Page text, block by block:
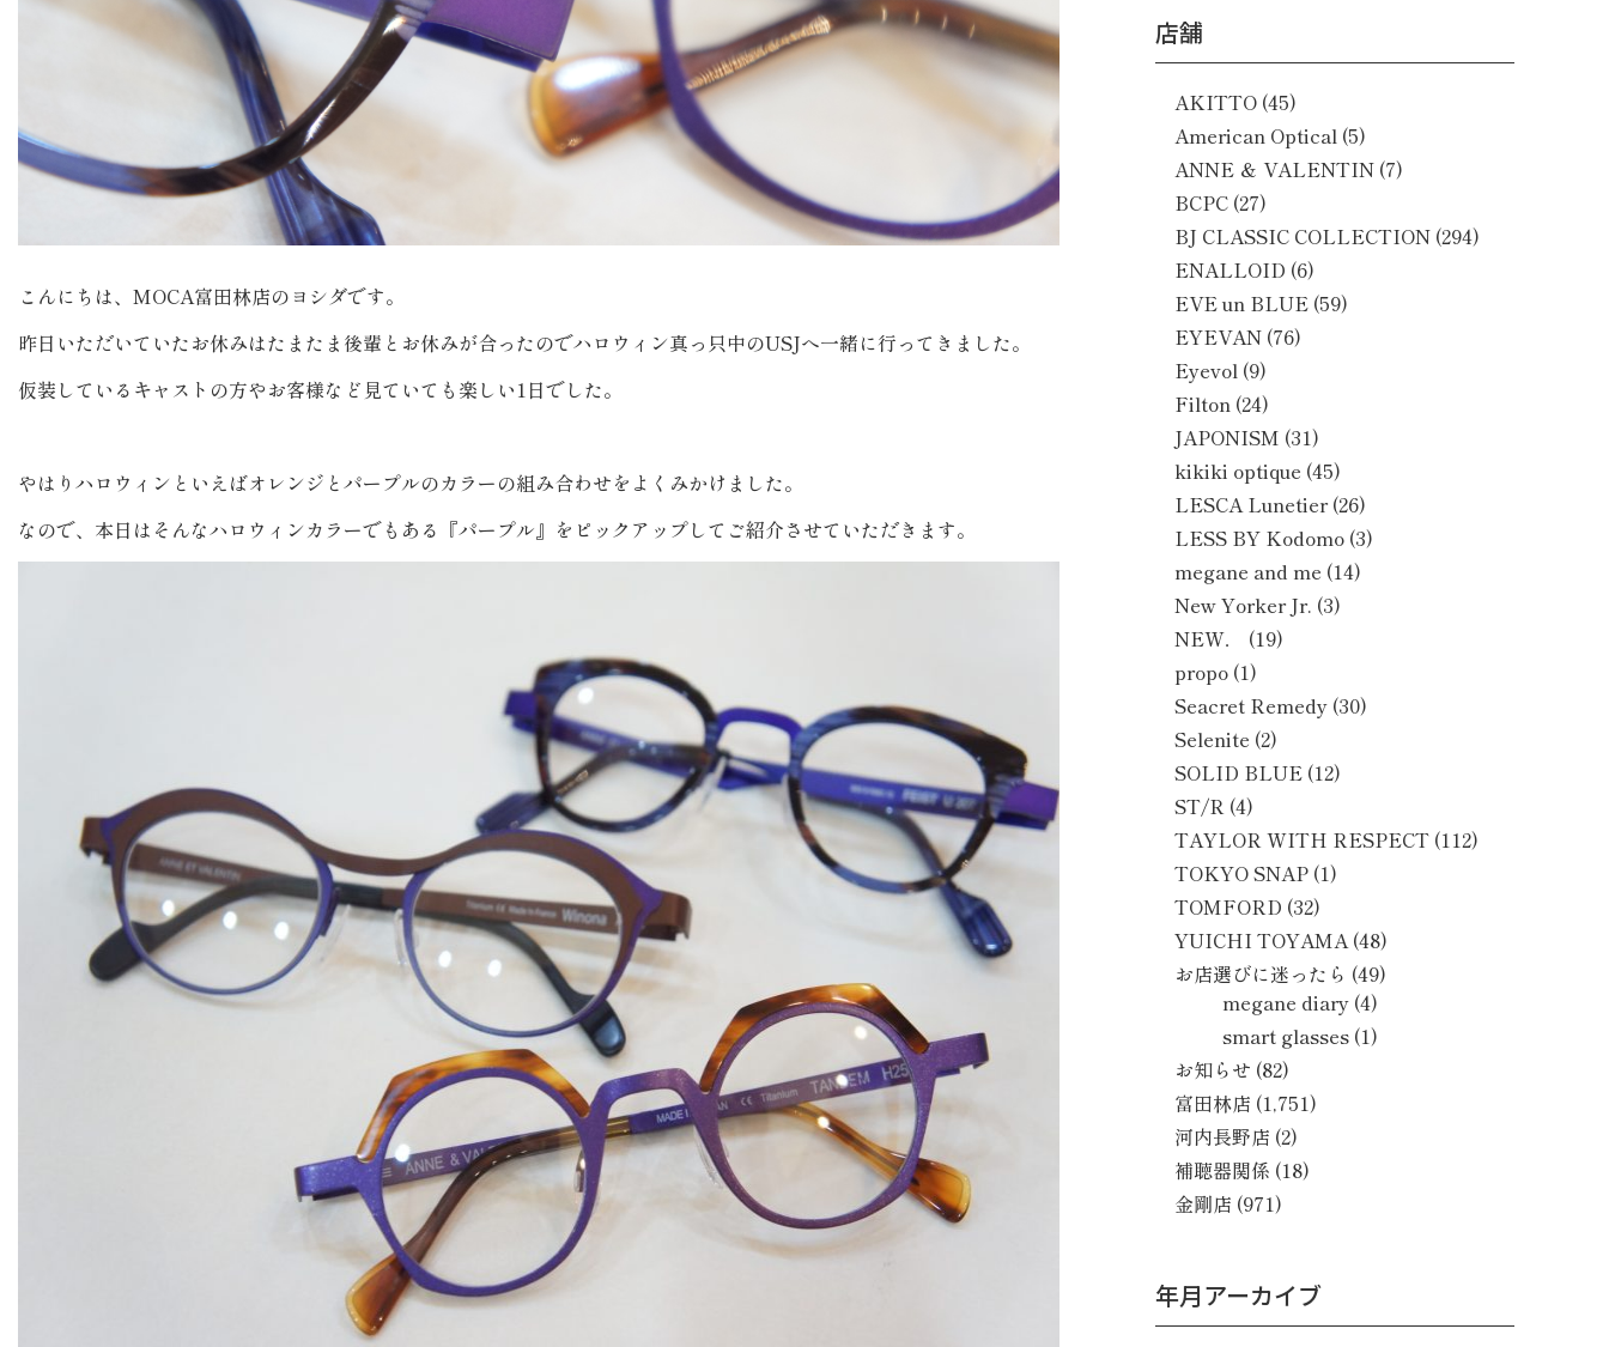
こんにちは、MOCA富田林店のヨシダです。
昨日いただいていたお休みはたまたま後輩とお休みが合ったのでハロウィン真っ只中のUSJへ一緒に行ってきました。
仮装しているキャストの方やお客様など見ていても楽しい1日でした。
やはりハロウィンといえばオレンジとパープルのカラーの組み合わせをよくみかけました。
なので、本日はそんなハロウィンカラーでもある『パープル』をピックアップしてご紹介させていただきます。
店舗
AKITTO (45)
American Optical (5)
ANNE ＆ VALENTIN (7)
BCPC (27)
BJ CLASSIC COLLECTION (294)
ENALLOID (6)
EVE un BLUE (59)
EYEVAN (76)
Eyevol (9)
Filton (24)
JAPONISM (31)
kikiki optique (45)
LESCA Lunetier(26)
LESS BY Kodomo (3)
megane and me (14)
New Yorker Jr. (3)
NEW．
(19)
propo (1)
Seacret Remedy (30)
Selenite (2)
SOLID BLUE (12)
ST/R (4)
TAYLOR WITH RESPECT (112)
TOKYO SNAP (1)
TOMFORD (32)
YUICHI TOYAMA(48)
お店選びに迷ったら (49)
megane diary (4)
smart glasses (1)
お知らせ (82)
富田林店 (1,751)
河内長野店 (2)
補聴器関係 (18)
金剛店 (971)
年月アーカイブ